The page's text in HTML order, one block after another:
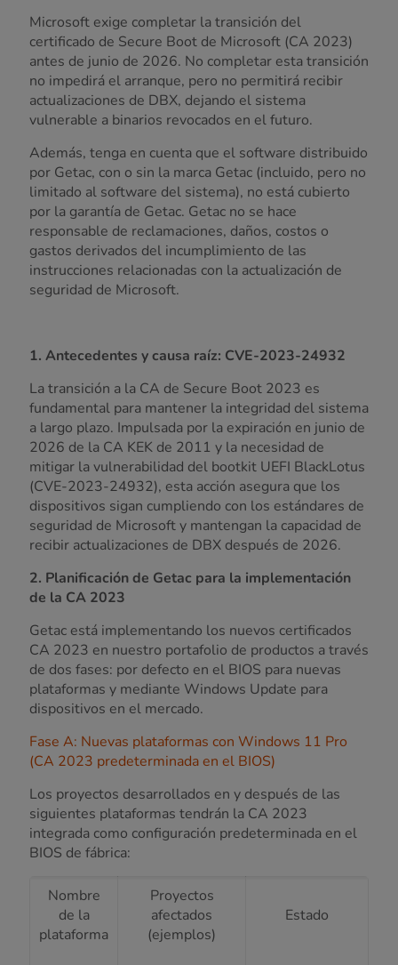
Microsoft exige completar la transición del
certificado de Secure Boot de Microsoft (CA 2023)
antes de junio de 2026. No completar esta transición
no impedirá el arranque, pero no permitirá recibir
actualizaciones de DBX, dejando el sistema
vulnerable a binarios revocados en el futuro.
Además, tenga en cuenta que el software distribuido
por Getac, con o sin la marca Getac (incluido, pero no
limitado al software del sistema), no está cubierto
por la garantía de Getac. Getac no se hace
responsable de reclamaciones, daños, costos o
gastos derivados del incumplimiento de las
instrucciones relacionadas con la actualización de
seguridad de Microsoft.
1. Antecedentes y causa raíz: CVE-2023-24932
La transición a la CA de Secure Boot 2023 es
fundamental para mantener la integridad del sistema
a largo plazo. Impulsada por la expiración en junio de
2026 de la CA KEK de 2011 y la necesidad de
mitigar la vulnerabilidad del bootkit UEFI BlackLotus
(CVE-2023-24932), esta acción asegura que los
dispositivos sigan cumpliendo con los estándares de
seguridad de Microsoft y mantengan la capacidad de
recibir actualizaciones de DBX después de 2026.
2. Planificación de Getac para la implementación
de la CA 2023
Getac está implementando los nuevos certificados
CA 2023 en nuestro portafolio de productos a través
de dos fases: por defecto en el BIOS para nuevas
plataformas y mediante Windows Update para
dispositivos en el mercado.
Fase A: Nuevas plataformas con Windows 11 Pro
(CA 2023 predeterminada en el BIOS)
Los proyectos desarrollados en y después de las
siguientes plataformas tendrán la CA 2023
integrada como configuración predeterminada en el
BIOS de fábrica:
Nombre
de la
plataforma
Proyectos
afectados
(ejemplos)
Estado